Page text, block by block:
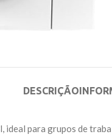
DESCRIÇÃO
para grupos de